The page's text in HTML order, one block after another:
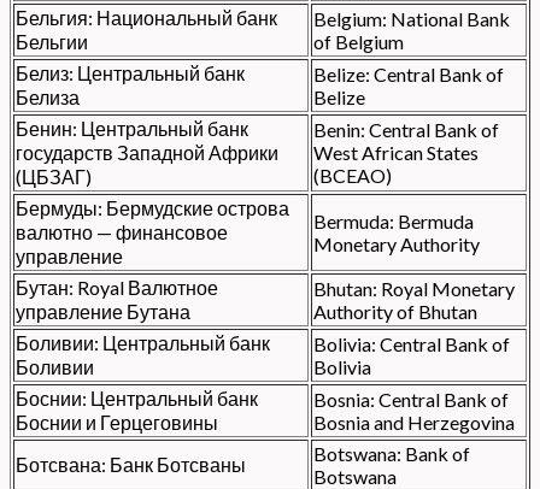
Бельгия: Национальный банк
Бельгии
Belgium: National Bank
of Belgium
Белиз: Центральный банк
Белиза
Belize: Central Bank of
Belize
Бенин: Центральный банк
государств Западной Африки
(ЦБЗАГ)
Benin: Central Bank of
West African States
(BCEAO)
Бермуды: Бермудские острова
валютно — финансовое
управление
Bermuda: Bermuda
Monetary Authority
Бутан: Royal Валютное
управление Бутана
Bhutan: Royal Monetary
Authority of Bhutan
Боливии: Центральный банк
Боливии
Bolivia: Central Bank of
Bolivia
Боснии: Центральный банк
Боснии и Герцеговины
Bosnia: Central Bank of
Bosnia and Herzegovina
Ботсвана: Банк Ботсваны
Botswana: Bank of
Botswana